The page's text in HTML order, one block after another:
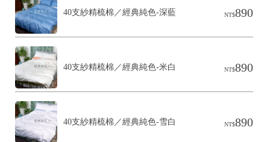
NT$890
40支紗精梳棉／經典純色-深藍
NT$890
40支紗精梳棉／經典純色-米白
NT$890
40支紗精梳棉／經典純色-雪白